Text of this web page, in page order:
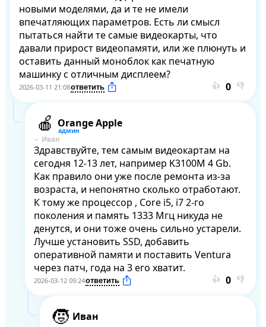
новыми моделями, да и те не имели
впечатляющих параметров. Есть ли смысл
пытаться найти те самые видеокарты, что
давали прирост видеопамяти, или же плюнуть и
оставить данный моноблок как печатную
машинку с отличным дисплеем?
2026-03-11 21:08 👍 👎
Orange Apple
Иван
Здравствуйте, тем самым видеокартам на
сегодня 12-13 лет, например K3100M 4 Gb.
Как правило они уже после ремонта из-за
возраста, и непонятно сколько отработают.
К тому же процессор , Core i5, i7 2-го
поколения и память 1333 Мгц никуда не
денутся, и они тоже очень сильно устарели.
Лучше установить SSD, добавить
оперативной памяти и поставить Ventura
через патч, года на 3 его хватит.
2026-03-12 09:24 👍 👎
Иван